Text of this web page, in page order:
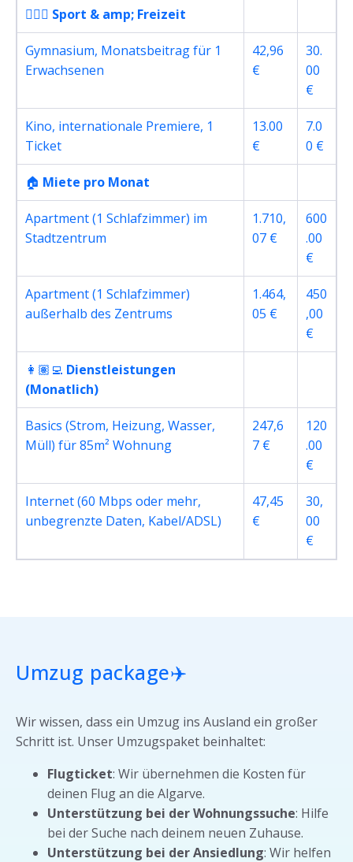
🏋🏽‍♀️ Sport & amp; Freizeit
Gymnasium, Monatsbeitrag für 1
Erwachsenen
42,96
€
30.
00
€
Kino, internationale Premiere, 1
Ticket
13.00
€
7.0
0 €
🏠 Miete pro Monat
Apartment (1 Schlafzimmer) im
Stadtzentrum
1.710,
07 €
600
.00
€
Apartment (1 Schlafzimmer)
außerhalb des Zentrums
1.464,
05 €
450
,00
€
👩🏽‍💻 Dienstleistungen
(Monatlich)
Basics (Strom, Heizung, Wasser,
Müll) für 85m² Wohnung
247,6
7 €
120
.00
€
Internet (60 Mbps oder mehr,
unbegrenzte Daten, Kabel/ADSL)
47,45
€
30,
00
€
Umzug package✈️
Wir wissen, dass ein Umzug ins Ausland ein großer
Schritt ist. Unser Umzugspaket beinhaltet:
Flugticket: Wir übernehmen die Kosten für
deinen Flug an die Algarve.
Unterstützung bei der Wohnungssuche: Hilfe
bei der Suche nach deinem neuen Zuhause.
Unterstützung bei der Ansiedlung: Wir helfen